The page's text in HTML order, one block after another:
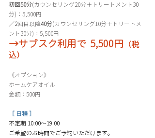
初回50分(カウンセリング20分＋トリートメント30
分)：5,500円
／2回目以降40分(カウンセリング10分＋トリートメ
ント30分)：5,500円
→サブスク利用で  5,500円 （税
込）
《オプション》
ホームケアオイル
金額：500円
［ 日程 ］
不定期 10:00〜19:00
ご希望のお時間でご予約いただけます。